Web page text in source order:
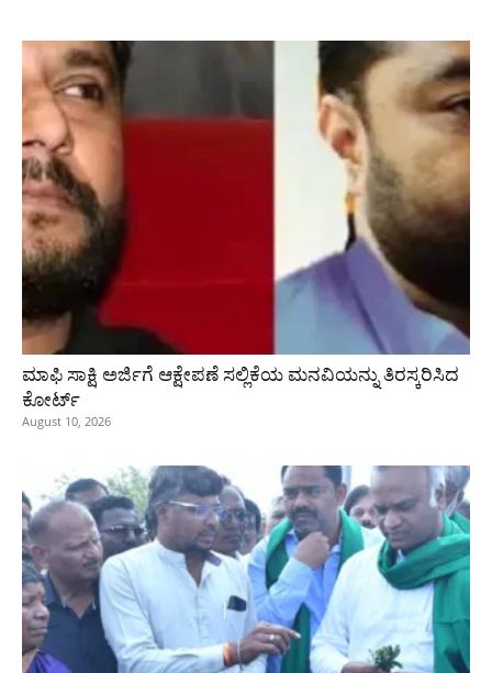
ಮಾಫಿ ಸಾಕ್ಷಿ ಅರ್ಜಿಗೆ ಆಕ್ಷೇಪಣೆ ಸಲ್ಲಿಕೆಯ ಮನವಿಯನ್ನು ತಿರಸ್ಕರಿಸಿದ
ಕೋರ್ಟ್‌
August 10, 2026